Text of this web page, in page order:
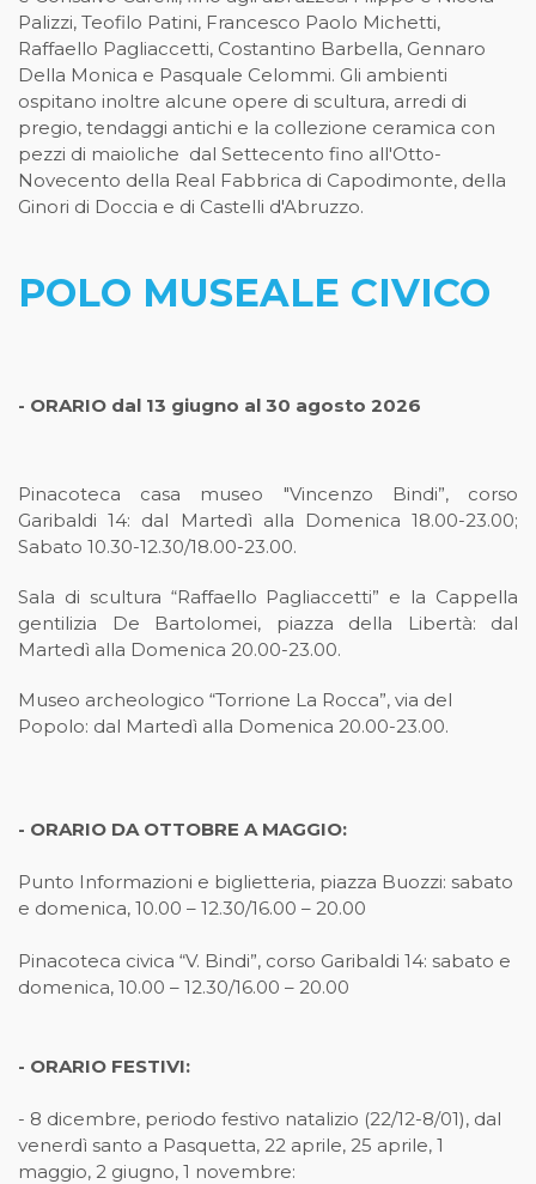
Palizzi, Teofilo Patini, Francesco Paolo Michetti,
Raffaello Pagliaccetti, Costantino Barbella, Gennaro
Della Monica e Pasquale Celommi. Gli ambienti
ospitano inoltre alcune opere di scultura, arredi di
pregio, tendaggi antichi e la collezione ceramica con
pezzi di maioliche dal Settecento fino all'Otto-
Novecento della Real Fabbrica di Capodimonte, della
Ginori di Doccia e di Castelli d'Abruzzo.
POLO MUSEALE CIVICO
- ORARIO dal 13 giugno al 30 agosto 2026
Pinacoteca casa museo "Vincenzo Bindi”, corso
Garibaldi 14: dal Martedì alla Domenica 18.00-23.00;
Sabato 10.30-12.30/18.00-23.00.
Sala di scultura “Raffaello Pagliaccetti” e la Cappella
gentilizia De Bartolomei, piazza della Libertà: dal
Martedì alla Domenica 20.00-23.00.
Museo archeologico “Torrione La Rocca”, via del
Popolo: dal Martedì alla Domenica 20.00-23.00.
- ORARIO DA OTTOBRE A MAGGIO:
Punto Informazioni e biglietteria, piazza Buozzi: sabato
e domenica, 10.00 – 12.30/16.00 – 20.00
Pinacoteca civica “V. Bindi”, corso Garibaldi 14: sabato e
domenica, 10.00 – 12.30/16.00 – 20.00
- ORARIO FESTIVI:
- 8 dicembre, periodo festivo natalizio (22/12-8/01), dal
venerdì santo a Pasquetta, 22 aprile, 25 aprile, 1
maggio, 2 giugno, 1 novembre: